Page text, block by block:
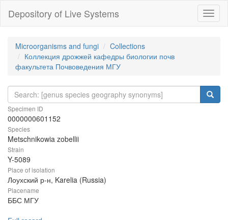
Depository of Live Systems
Microorganisms and fungi
Collections
Коллекция дрожжей кафедры биологии почв
факультета Почвоведения МГУ
Specimen ID
0000000601152
Species
Metschnikowia zobellii
Strain
Y-5089
Place of isolation
Лоухский р-н, Karelia (Russia)
Placename
ББС МГУ